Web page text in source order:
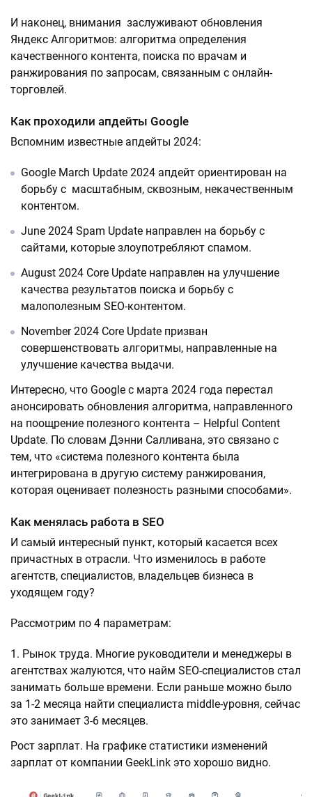
И наконец, внимания заслуживают обновления
Яндекс Алгоритмов: алгоритма определения
качественного контента, поиска по врачам и
ранжирования по запросам, связанным с онлайн-
торговлей.
Как проходили апдейты Google
Вспомним известные апдейты 2024:
Google March Update 2024 апдейт ориентирован на
борьбу с масштабным, сквозным, некачественным
контентом.
June 2024 Spam Update направлен на борьбу с
сайтами, которые злоупотребляют спамом.
August 2024 Core Update направлен на улучшение
качества результатов поиска и борьбу с
малополезным SEO-контентом.
November 2024 Core Update призван
совершенствовать алгоритмы, направленные на
улучшение качества выдачи.
Интересно, что Google с марта 2024 года перестал
анонсировать обновления алгоритма, направленного
на поощрение полезного контента – Helpful Content
Update. По словам Дэнни Салливана, это связано с
тем, что «система полезного контента была
интегрирована в другую систему ранжирования,
которая оценивает полезность разными способами».
Как менялась работа в SEO
И самый интересный пункт, который касается всех
причастных в отрасли. Что изменилось в работе
агентств, специалистов, владельцев бизнеса в
уходящем году?
Рассмотрим по 4 параметрам:
Рынок труда. Многие руководители и менеджеры в
агентствах жалуются, что найм SEO-специалистов стал
занимать больше времени. Если раньше можно было
за 1-2 месяца найти специалиста middle-уровня, сейчас
это занимает 3-6 месяцев.
Рост зарплат. На графике статистики изменений
зарплат от компании GeekLink это хорошо видно.